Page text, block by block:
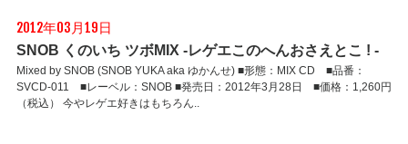
2012年03月19日
SNOB くのいち ツボMIX -レゲエこのへんおさえとこ ! -
Mixed by SNOB (SNOB YUKA aka ゆかんせ) ■形態：MIX CD ■品番：
SVCD-011 ■レーベル：SNOB ■発売日：2012年3月28日 ■価格：1,260円
（税込） 今やレゲエ好きはもちろん..